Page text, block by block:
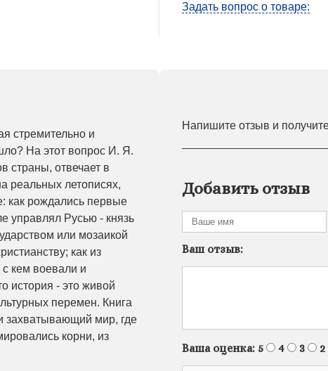
Задать вопрос о товаре:
стремительно и
На этот вопрос И. Я.
страны, отвечает в
реальных летописях,
как рождались первые
управлял Русью - князь
или мозаикой
как из
кем воевали и
история - это живой
перемен. Книга
захватывающий мир, где
корни, из
Напишите отзыв и
Добавить отзыв
Ваш отзыв:
Ваша оценка: 5 4 3 2